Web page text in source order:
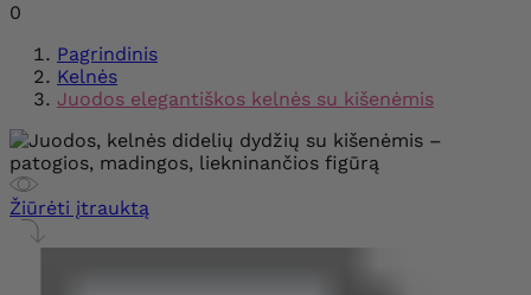
0
Pagrindinis
Kelnės
Juodos elegantiškos kelnės su kišenėmis
Žiūrėti įtrauktą